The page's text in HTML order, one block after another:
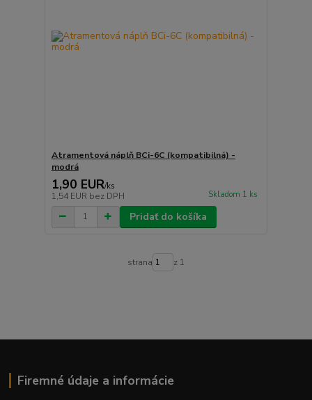
Atramentová náplň BCi-6C (kompatibilná) -
modrá
1,90 EUR/ks
1,54 EUR bez DPH Skladom 1 ks
Pridať do košíka
strana z 1
Firemné údaje a informácie